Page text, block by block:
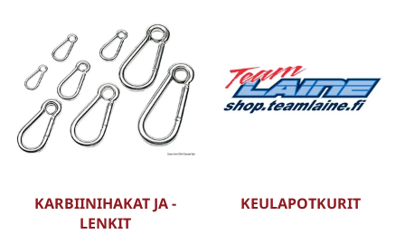
KARBIINIHAKAT JA -
LENKIT
KEULAPOTKURIT